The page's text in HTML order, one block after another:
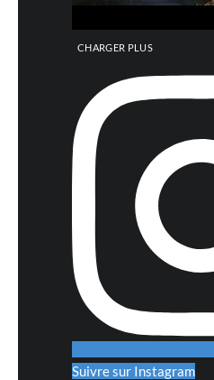
CHARGER PLUS
Suivre sur Instagram